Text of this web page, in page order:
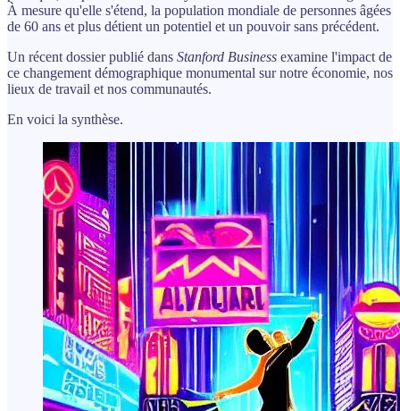
À mesure qu'elle s'étend, la population mondiale de personnes âgées
de 60 ans et plus détient un potentiel et un pouvoir sans précédent.
Un récent dossier publié dans Stanford Business examine l'impact de
ce changement démographique monumental sur notre économie, nos
lieux de travail et nos communautés.
En voici la synthèse.